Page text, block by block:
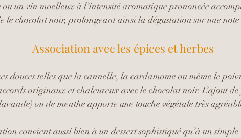
un vin moelleux à l’intensité aromatique prononcée
le chocolat noir, prolongeant ainsi la dégustation sur une note
Association avec les épices et herbes
douces telles que la cannelle, la cardamome ou même le
originaux et chaleureux avec le chocolat noir. L’ajout
ou de menthe apporte une touche végétale très
convient aussi bien à un dessert sophistiqué qu’à un